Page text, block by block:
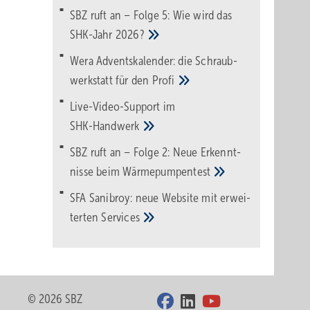
SBZ ruft an – Folge 5: Wie wird das
SHK-Jahr 2026?
Wera Adventskalender: die Schraub­
werk­statt für den Pro­fi
Live-Video-Support im
SHK-Handwerk
SBZ ruft an – Folge 2: Neue Erkennt­
nisse beimWärme­pumpen­test
SFA Sanibroy: neue Web­site mit erwei­
tertenServices
© 2026 SBZ